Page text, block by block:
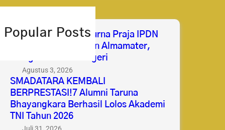
h
Popular Posts
Selamat & Sukses Purna Praja IPDN
2026 Membanggakan Almamater,
Mengabdi untuk Negeri
Agustus 3, 2026
SMADATARA KEMBALI
BERPRESTASI!7 Alumni Taruna
Bhayangkara Berhasil Lolos Akademi
TNI Tahun 2026